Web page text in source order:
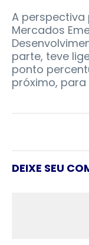
A perspectiva
Mercados
parte, teve
ponto
próximo, para
DEIXE SEU